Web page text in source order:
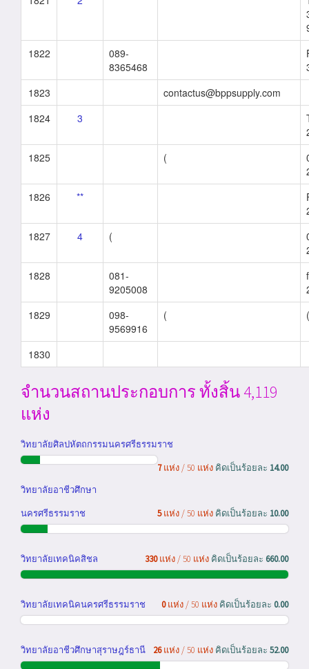
1822
089-
8365468
1823
contactus@bppsupply.com
1824
3
1825
(
1826
**
1827
4 (
1828
081-
9205008
1829
098-
9569916
( (
1830
จำนวนสถานประกอบการ ทั้งสิ้น 4,119
แห่ง
วิทยาลัยศิลปหัตถกรรมนครศรีธรรมราช
7แห่ง / 50 แห่ง คิดเป็นร้อยละ 14.00
วิทยาลัยอาชีวศึกษา
นครศรีธรรมราช
5แห่ง / 50 แห่ง คิดเป็นร้อยละ 10.00
วิทยาลัยเทคนิคสิชล 330แห่ง / 50 แห่ง คิดเป็นร้อยละ 660.00
วิทยาลัยเทคนิคนครศรีธรรมราช 0แห่ง / 50 แห่ง คิดเป็นร้อยละ 0.00
วิทยาลัยอาชีวศึกษาสุราษฎร์ธานี 26แห่ง / 50 แห่ง คิดเป็นร้อยละ 52.00